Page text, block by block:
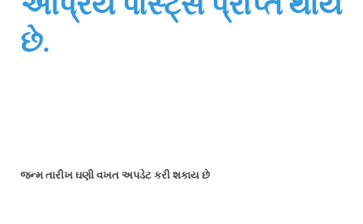
છે.
જન્મ તારીખ ઘણી વખત અપડેટ કરી શકાય છે